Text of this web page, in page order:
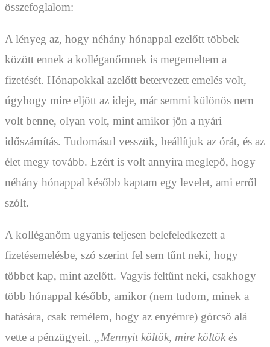
összefoglalom:
A lényeg az, hogy néhány hónappal ezelőtt többek
között ennek a kolléganőmnek is megemeltem a
fizetését. Hónapokkal azelőtt betervezett emelés volt,
úgyhogy mire eljött az ideje, már semmi különös nem
volt benne, olyan volt, mint amikor jön a nyári
időszámítás. Tudomásul vesszük, beállítjuk az órát, és az
élet megy tovább. Ezért is volt annyira meglepő, hogy
néhány hónappal később kaptam egy levelet, ami erről
szólt.
A kolléganőm ugyanis teljesen belefeledkezett a
fizetésemelésbe, szó szerint fel sem tűnt neki, hogy
többet kap, mint azelőtt. Vagyis feltűnt neki, csakhogy
több hónappal később, amikor (nem tudom, minek a
hatására, csak remélem, hogy az enyémre) górcső alá
vette a pénzügyeit. „Mennyit költök, mire költök és